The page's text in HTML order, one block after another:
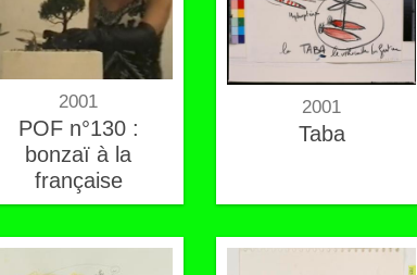
2001
POF n°130 :
bonzaï à la
française
2001
Taba